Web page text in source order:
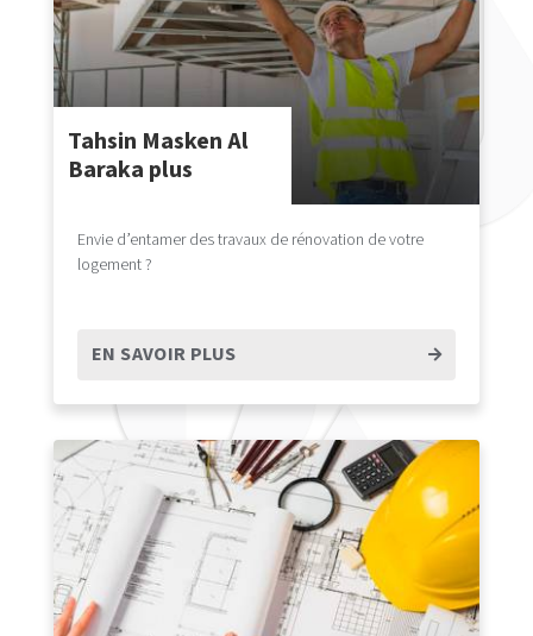
Tahsin Masken Al
Baraka plus
Envie d’entamer des travaux de rénovation de votre
logement ?
EN SAVOIR PLUS